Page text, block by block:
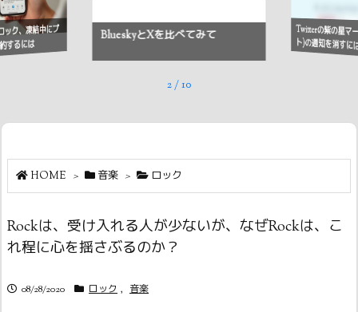
ク、凍結中にプ
するには
BlueskyとXを比べてみて Twitterの紫の星
ト)の通知を消すに
2/10
HOME > 音楽 > ロック
Rockは、受け入れる人が少ないが、なぜRockは、こ
れ程に心を揺さぶるのか？
08/28/2020 ロック , 音楽